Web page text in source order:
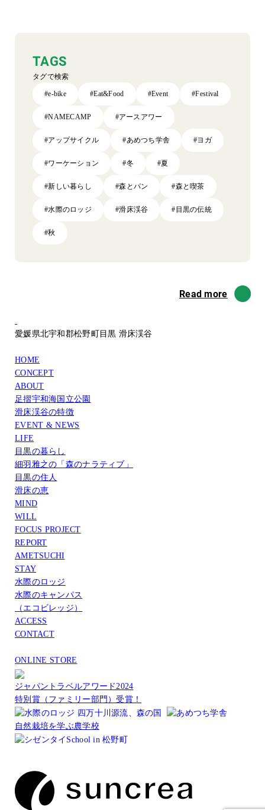
TAGS
タグで検索
#e-bike #Eat&Food #Event #Festival
#NAMECAMP #アースアワー
#アップサイクル #あめつち学舎 #ヨガ
#ワーケーション #冬 #夏
#新しい暮らし #森とパン #森と喫茶
#水際のロッジ #滑床渓谷 #目黒の伝統
#秋
Read more
愛媛県北宇和郡松野町目黒 滑床渓谷
HOME
CONCEPT
ABOUT
足摺宇和海国立公園
滑床渓谷の特徴
EVENT & NEWS
LIFE
目黒の暮らし
細羽雅之の「森のナラティブ」
目黒の住人
滑床の恵
MIND
WILL
FOCUS PROJECT
REPORT
AMETSUCHI
STAY
水際のロッジ
水際のキャンパス
（エコビレッジ）
ACCESS
CONTACT
ONLINE STORE
ジャパントラベルアワード2024
特別賞（ファミリー部門）受賞！
自然栽培を学ぶ農学校